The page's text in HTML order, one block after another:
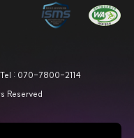
정보보호 관리체계 ISMS 인증 마
웹접근성 인증
Tel : 070-7800-2114
Reserved